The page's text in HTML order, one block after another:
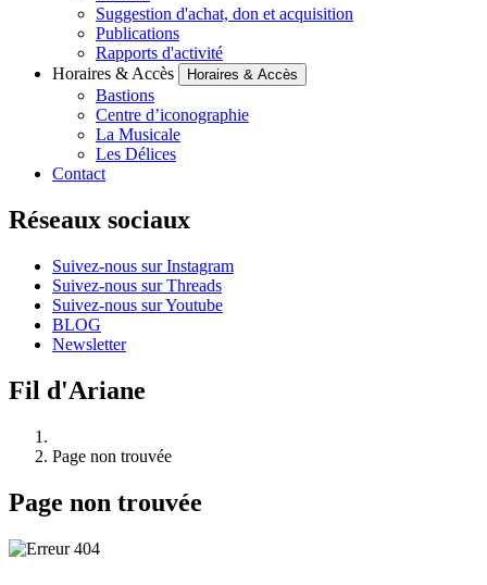
Suggestion d'achat, don et acquisition
Publications
Rapports d'activité
Horaires & Accès
Horaires & Accès
Bastions
Centre d’iconographie
La Musicale
Les Délices
Contact
Réseaux sociaux
Suivez-nous sur Instagram
Suivez-nous sur Threads
Suivez-nous sur Youtube
BLOG
Newsletter
Fil d'Ariane
Page non trouvée
Page non trouvée